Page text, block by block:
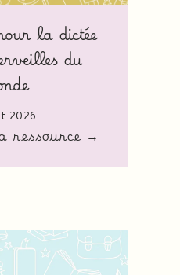
la dictée
du
2026
ressource →